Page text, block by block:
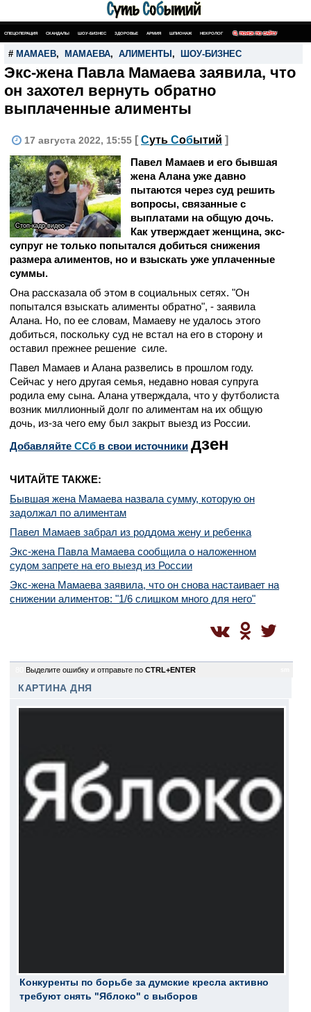
СПЕЦОПЕРАЦИЯ СКАНДАЛЫ ШОУ-БИЗНЕС ЗДОРОВЬЕ АРМИЯ ШПИОНАЖ НЕКРОЛОГ ПОИСК ПО САЙТУ
# МАМАЕВ, МАМАЕВА, АЛИМЕНТЫ , ШОУ-БИЗНЕС
Экс-жена Павла Мамаева заявила, что
он захотел вернуть обратно
выплаченные алименты
17 августа 2022, 15:55 [ Суть Событий ]
Стоп-кадр видео
Павел Мамаев и его бывшая
жена Алана уже давно
пытаются через суд решить
вопросы, связанные с
выплатами на общую дочь.
Как утверждает женщина, экс-
супруг не только попытался добиться снижения
размера алиментов, но и взыскать уже уплаченные
суммы.
Она рассказала об этом в социальных сетях. "Он
попытался взыскать алименты обратно", - заявила
Алана. Но, по ее словам, Мамаеву не удалось этого
добиться, поскольку суд не встал на его в сторону и
оставил прежнее решение силе.
Павел Мамаев и Алана развелись в прошлом году.
Сейчас у него другая семья, недавно новая супруга
родила ему сына. Алана утверждала, что у футболиста
возник миллионный долг по алиментам на их общую
дочь, из-за чего ему был закрыт выезд из России.
Добавляйте CСб в свои источники дзен
ЧИТАЙТЕ ТАКЖЕ:
Бывшая жена Мамаева назвала сумму, которую он
задолжал по алиментам
Павел Мамаев забрал из роддома жену и ребенка
Экс-жена Павла Мамаева сообщила о наложенном
судом запрете на его выезд из России
Экс-жена Мамаева заявила, что он снова настаивает на
снижении алиментов: "1/6 слишком много для него"
Выделите ошибку и отправьте по CTRL+ENTER
КАРТИНА ДНЯ
Конкуренты по борьбе за думские кресла активно
требуют снять "Яблоко" с выборов